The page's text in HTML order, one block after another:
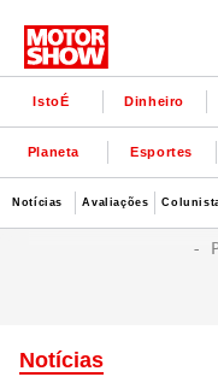
IstoÉ Dinheiro
Planeta Esportes
Notícias Avaliações
Notícias